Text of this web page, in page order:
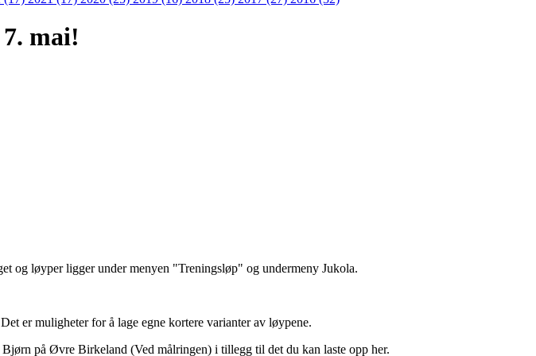
mai!
og løyper ligger under menyen "Treningsløp" og undermeny Jukola.
er muligheter for å lage egne kortere varianter av løypene.
på Øvre Birkeland (Ved målringen) i tillegg til det du kan laste opp her.